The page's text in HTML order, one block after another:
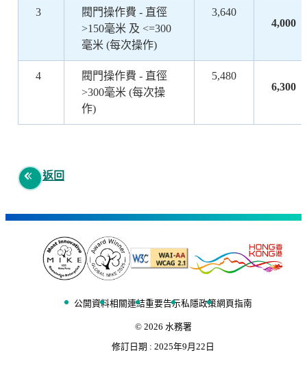
3
閥門操作費 - 直徑
>150毫米 及 <=300
毫米 (每次操作)
3,640
4,000
4
閥門操作費 - 直徑
>300毫米 (每次操
作)
5,480
6,300
返回
公開資料相關連結重要告示私隱政策網頁指南
© 2026 水務署
修訂日期 :2025年9月22日